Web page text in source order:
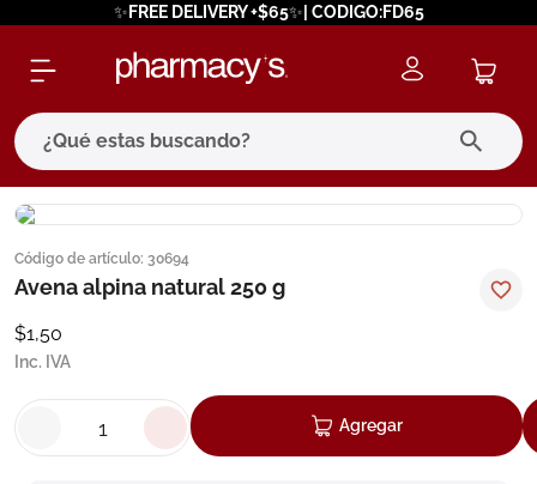
✨FREE DELIVERY +$65✨| CODIGO:FD65
¿Qué estas buscando?
Código de artículo: 30694
Avena alpina natural 250 g
$1,50
Inc. IVA
Agregar
términos más buscados
1. eucerin
cerave